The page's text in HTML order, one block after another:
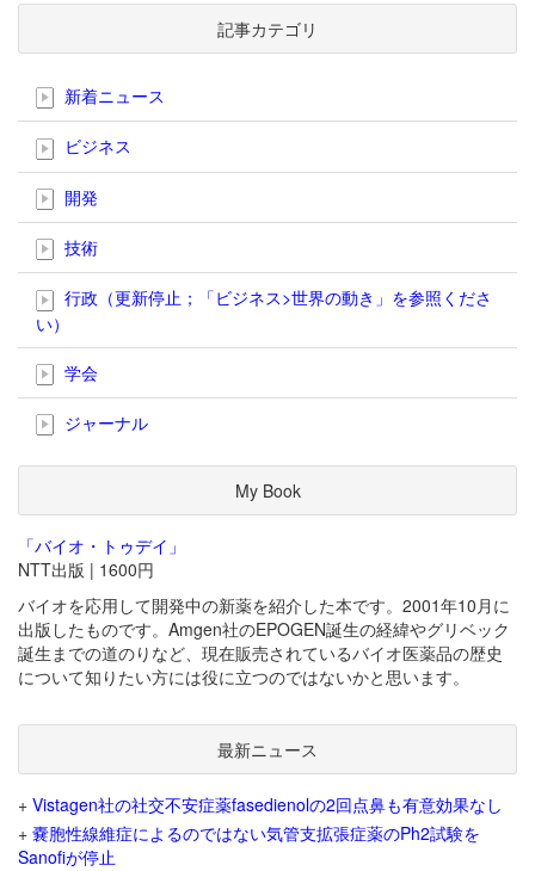
記事カテゴリ
新着ニュース
ビジネス
開発
技術
行政（更新停止；「ビジネス>世界の動き」を参照くださ
い）
学会
ジャーナル
My Book
「バイオ・トゥデイ」
NTT出版 | 1600円
バイオを応用して開発中の新薬を紹介した本です。2001年10月に
出版したものです。Amgen社のEPOGEN誕生の経緯やグリベック
誕生までの道のりなど、現在販売されているバイオ医薬品の歴史
について知りたい方には役に立つのではないかと思います。
最新ニュース
+ Vistagen社の社交不安症薬fasedienolの2回点鼻も有意効果なし
+ 嚢胞性線維症によるのではない気管支拡張症薬のPh2試験を
Sanofiが停止